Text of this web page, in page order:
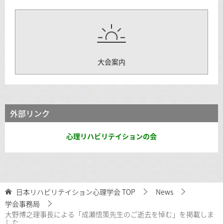
大会案内
外部リンク
心理リハビリテイションの会
日本リハビリテイション心理学会TOP
News
学会事務局
大野博之理事長による「成瀬悟策先生のご逝去を悼む」を掲載しま
した